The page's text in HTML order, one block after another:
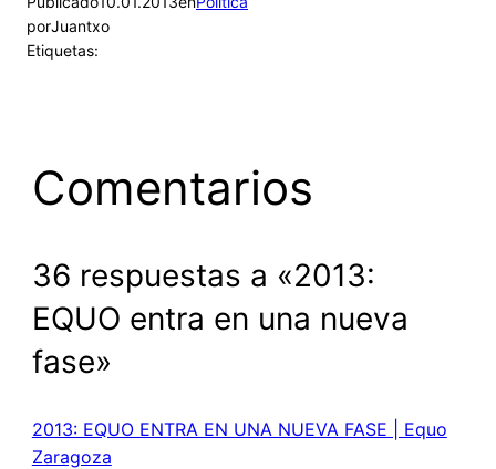
porJuantxo
Etiquetas:
Comentarios
36 respuestas a «2013:
EQUO entra en una nueva
fase»
2013: EQUO ENTRA EN UNA NUEVA FASE | Equo
Zaragoza